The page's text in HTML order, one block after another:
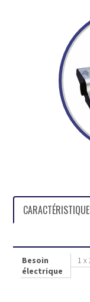
Besoin
électrique
1 x